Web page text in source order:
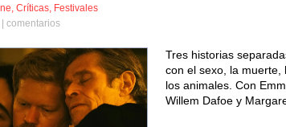
, Críticas, Festivales
comentarios
Tres historias
con el sexo, la muerte,
los animales. Con
Willem Dafoe y